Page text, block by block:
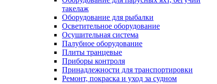
такелаж
Оборудование для рыбалки
Осветительное оборудование
Осушительная система
Палубное оборудование
Плиты транцевые
Приборы контроля
Принадлежности для транспортировки
Ремонт, покраска и уход за судном